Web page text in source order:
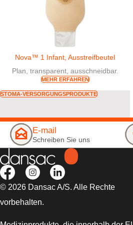
Nova™ 1 Infant, Ausstreifbeutel
Plan, transparent, ausschneidbar.
MEHR ERFAHREN
STOMA-VERSORGUNGSPRODUKTE
E-mail
Schreiben Sie uns
© 2026 Dansac A/S. Alle Rechte
vorbehalten.